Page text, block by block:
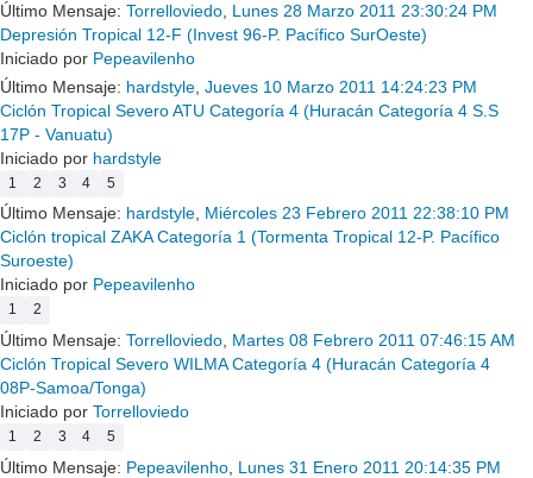
Último Mensaje: Torrelloviedo, Lunes 28 Marzo 2011 23:30:24 PM
Depresión Tropical 12-F (Invest 96-P. Pacífico SurOeste)
Iniciado por Pepeavilenho
Último Mensaje: hardstyle Jueves 10 Marzo 2011 14:24:23 PM
Ciclón Tropical Severo ATU Categoría 4 (Huracán Categoría 4 S.S
17P - Vanuatu)
Iniciado por hardstyle
1 2 3 4 5
Último Mensaje: hardstyle, Miércoles 23 Febrero 2011 22:38:10 PM
Ciclón tropical ZAKA Categoría 1 (Tormenta Tropical 12-P. Pacífico
Suroeste)
Iniciado por Pepeavilenho
1 2
Último Mensaje: Torrelloviedo Martes 08 Febrero 2011 07:46:15 AM
Ciclón Tropical Severo WILMA Categoría 4 (Huracán Categoría 4
08P-Samoa/Tonga)
Iniciado por Torrelloviedo
1 2 3 4 5
Último Mensaje: Pepeavilenho Lunes 31 Enero 2011 20:14:35 PM